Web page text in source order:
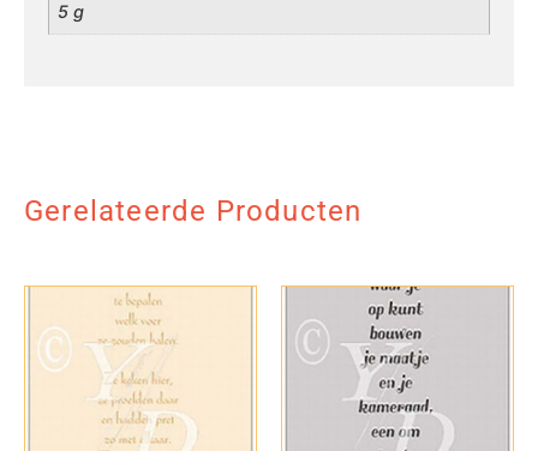
5 g
Gerelateerde Producten